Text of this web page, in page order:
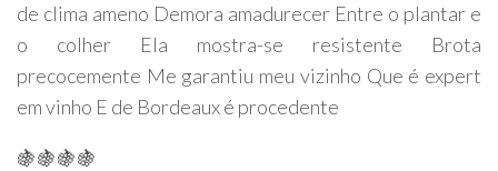
de clima ameno Demora amadurecer Entre o plantar e
o colher Ela mostra-se resistente Brota
precocemente Me garantiu meu vizinho Que é expert
em vinho E de Bordeaux é procedente
🍇🍇🍇🍇